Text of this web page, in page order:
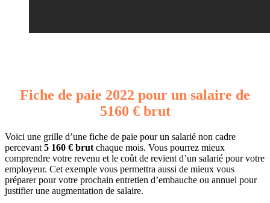
Fiche de paie 2022 pour un salaire de
5160 € brut
Voici une grille d’une fiche de paie pour un salarié non cadre
percevant 5 160 € brut chaque mois. Vous pourrez mieux
comprendre votre revenu et le coût de revient d’un salarié pour votre
employeur. Cet exemple vous permettra aussi de mieux vous
préparer pour votre prochain entretien d’embauche ou annuel pour
justifier une augmentation de salaire.